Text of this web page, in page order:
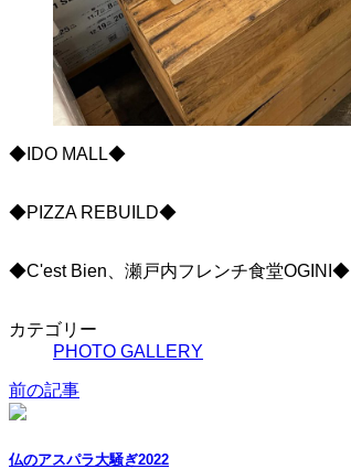
◆IDO MALL◆
◆PIZZA REBUILD◆
◆C'est Bien、瀬戸内フレンチ食堂OGINI◆
カテゴリー
PHOTO GALLERY
前の記事
仏のアスパラ大騒ぎ2022